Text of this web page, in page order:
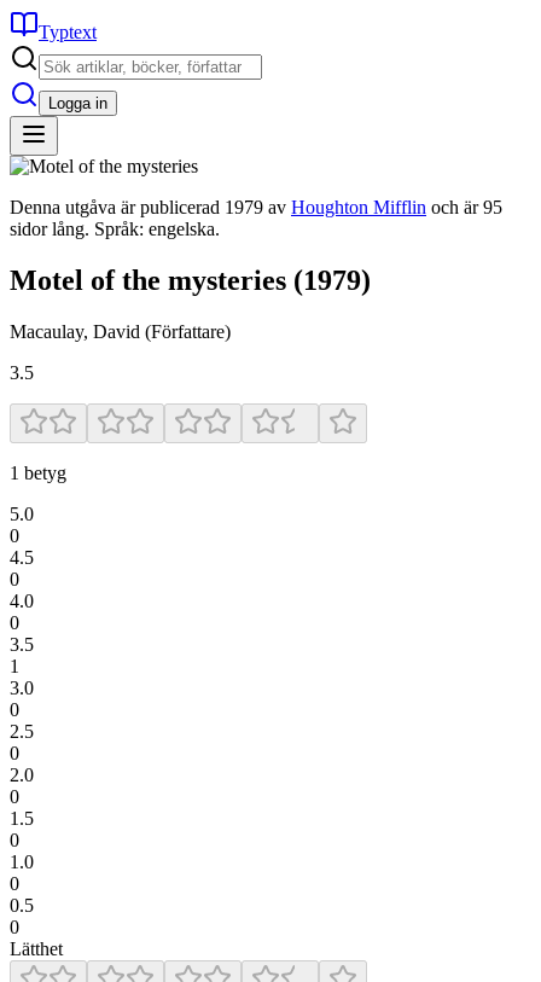
Typtext
Logga in
Denna utgåva är publicerad 1979 av Houghton Mifflin och är 95
sidor lång. Språk: engelska.
Motel of the mysteries (1979)
Macaulay, David (Författare)
3.5
1 betyg
5.0
0
4.5
0
4.0
0
3.5
1
3.0
0
2.5
0
2.0
0
1.5
0
1.0
0
0.5
0
Lätthet